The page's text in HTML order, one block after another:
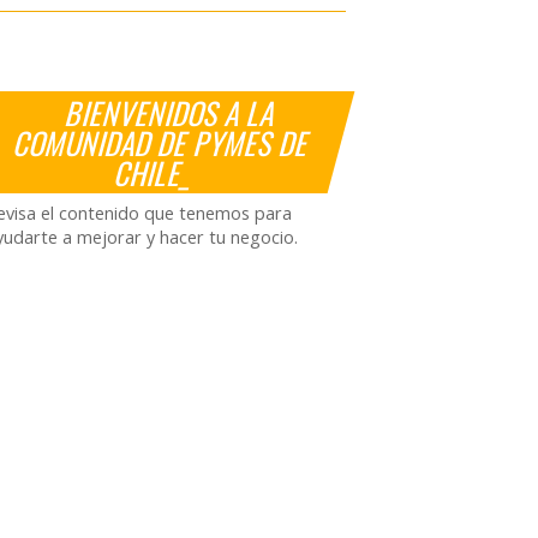
BIENVENIDOS A LA
COMUNIDAD DE PYMES DE
CHILE_
el contenido que tenemos para
a mejorar y hacer tu negocio.